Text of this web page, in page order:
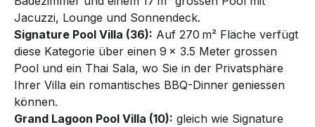
Jacuzzi, Lounge und Son­nen­deck.
Signature Pool Villa (36): Auf 270 m² Fläche verfügt
diese Kategorie über einen 9 x 3.5 Meter grossen
Pool und ein Thai Sala, wo Sie in der Privatsphäre
Ihrer Villa ein romantisches BBQ-Dinner geniessen
können.
Grand Lagoon Pool Villa (10): gleich wie Signature